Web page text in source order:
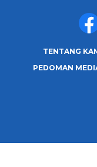
TENTANG
PEDOMAN